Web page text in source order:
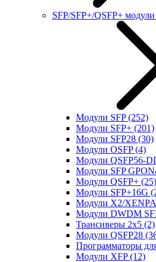
SFP/SFP+/QSFP+ модули
Модули SFP(252)
Модули SFP+ (201)
Модули SFP28 (30)
Модули OSFP(4)
Модули QSFP56-
Модули SFP
Модули QSFP+ (25)
Модули SFP+16G
Модули X2/
Модули DWDM
Трансиверы 2x5 (2)
Модули QSFP28
Программаторы
Модули XFP(12)